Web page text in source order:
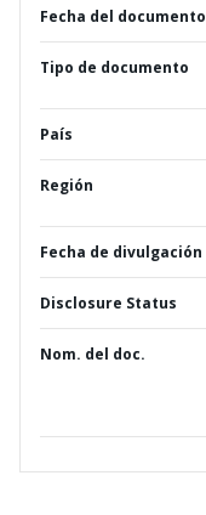
Fecha del documento
Tipo de documento
País
Región
Fecha de divulgación
Disclosure Status
Nom. del doc.